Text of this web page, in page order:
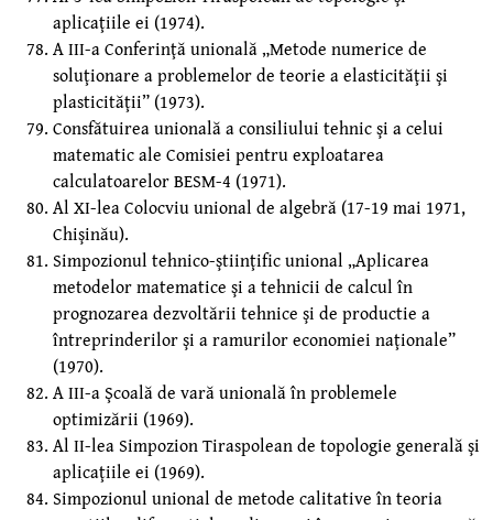
aplicaţiile ei (1974).
A III-a Conferinţă unională „Metode numerice de
soluţionare a problemelor de teorie a elasticităţii şi
plasticităţii” (1973).
Consfătuirea unională a consiliului tehnic şi a celui
matematic ale Comisiei pentru exploatarea
calculatoarelor BESM-4 (1971).
Al XI-lea Colocviu unional de algebră (17-19 mai 1971,
Chişinău).
Simpozionul tehnico-ştiinţific unional „Aplicarea
metodelor matematice şi a tehnicii de calcul în
prognozarea dezvoltării tehnice şi de productie a
întreprinderilor şi a ramurilor economiei naţionale”
(1970).
A III-a Şcoală de vară unională în problemele
optimizării (1969).
Al II-lea Simpozion Tiraspolean de topologie generală şi
aplicaţiile ei (1969).
Simpozionul unional de metode calitative în teoria